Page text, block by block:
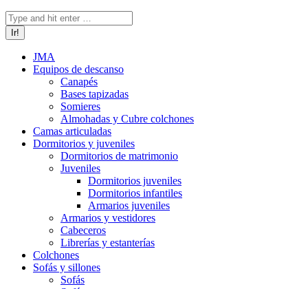
Buscar:
JMA
Equipos de descanso
Canapés
Bases tapizadas
Somieres
Almohadas y Cubre colchones
Camas articuladas
Dormitorios y juveniles
Dormitorios de matrimonio
Juveniles
Dormitorios juveniles
Dormitorios infantiles
Armarios juveniles
Armarios y vestidores
Cabeceros
Librerías y estanterías
Colchones
Sofás y sillones
Sofás